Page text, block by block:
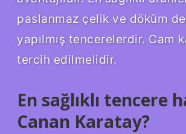
paslanmaz çelik ve döküm
yapılmış tencerelerdir. Cam
tercih edilmelidir.
En sağlıklı tencere
Canan Karatay?